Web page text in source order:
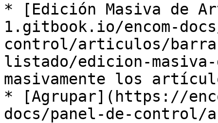
* [Edición Masiva de
1.gitbook.io/encom-
control/articulos/
listado/edicion-
masivamente los
* [Agrupar](https://
docs/panel-de-control/